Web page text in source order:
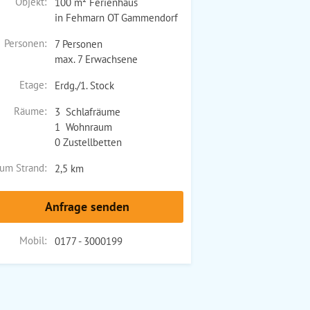
in Fehmarn OT Gammendorf
Personen:
7 Personen
max. 7 Erwachsene
Etage:
Erdg./1. Stock
Räume:
3 Schlafräume
1 Wohnraum
0 Zustellbetten
Strand:
2,5 km
Anfrage senden
Mobil: 0177 - 3000199